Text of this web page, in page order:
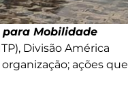
Mobilidade
Divisão América
ações que